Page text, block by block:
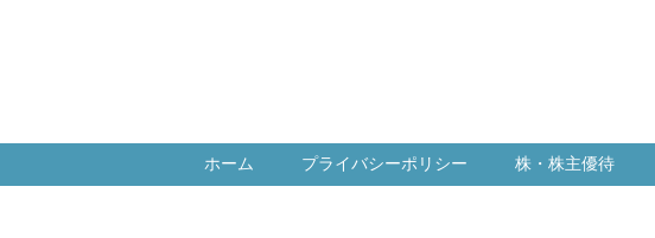
ホーム プライバシーポリシー 株・株主優待